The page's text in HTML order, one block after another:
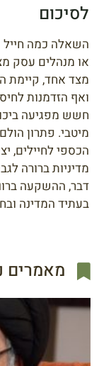
לסיכום
השאלה כמה חייל
או מנהלים עסק
מצד אחד, קיימת
ואף הזדמנות
חשש מפגיעה
מיטבי. פתרון
הכספי לחיילים,
מדיניות ברורה
דבר, ההשקעה
בעתיד המדינה
מאמרים